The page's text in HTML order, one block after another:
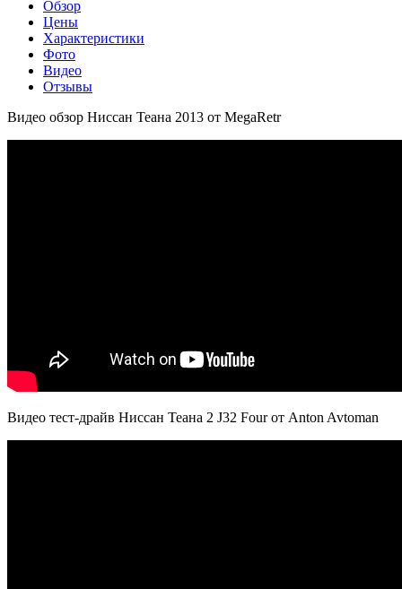
Обзор
Цены
Характеристики
Фото
Видео
Отзывы
Видео обзор Ниссан Теана 2013 от MegaRetr
Видео тест-драйв Ниссан Теана 2 J32 Four от Anton Avtoman